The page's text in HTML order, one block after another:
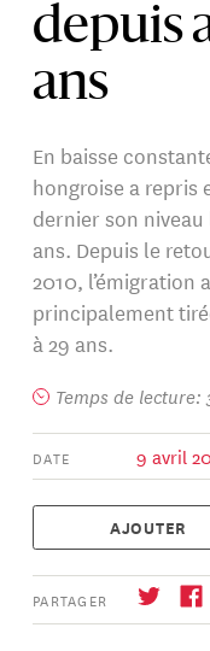
depuis
ans
En baisse
hongroise a repris
dernier son
ans. Depuis le
2010, l’émigration
principalement
à 29 ans.
Temps de lecture:
DATE 9 avril
AJOUTER
PARTAGER